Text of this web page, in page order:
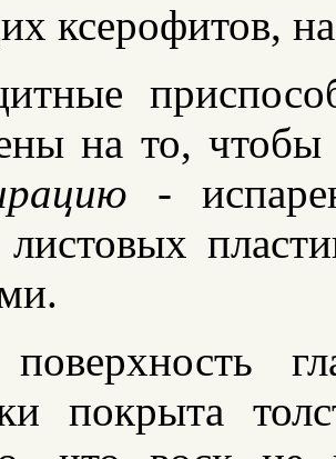
ксерофитов,
на то,
-
листовых
покрыта